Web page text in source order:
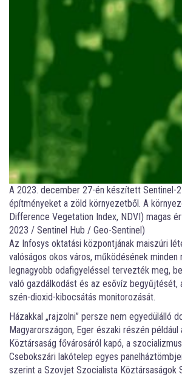
A 2023. december 27-én készített Sentinel-
építményeket a zöld környezetből. A
Difference Vegetation Index, NDVI) magas
2023 / Sentinel Hub / Geo-Sentinel)
Az Infosys oktatási központjának maiszúri
valóságos okos város, működésének
legnagyobb odafigyeléssel tervezték meg,
való gazdálkodást és az esővíz begyűjtését,
szén-dioxid-kibocsátás monitorozását.
Házakkal „rajzolni” persze nem egyedülálló
Magyarországon, Eger északi részén például
Köztársaság fővárosáról kapó, a
Csebokszári lakótelep egyes
szerint a Szovjet Szocialista Köztársaságok